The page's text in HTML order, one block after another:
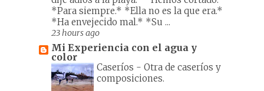
*Para siempre.* *Ella no es la que era.*
*Ha envejecido mal.* *Su ...
23 hours ago
Mi Experiencia con el agua y
color
Caseríos - Otra de caseríos y
composiciones.